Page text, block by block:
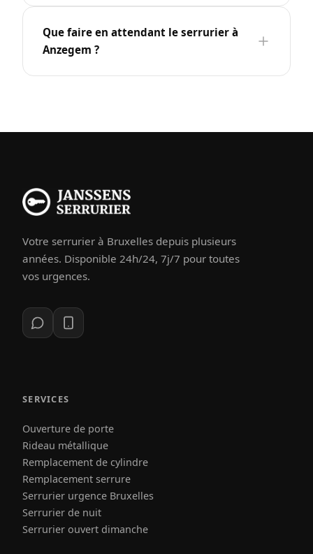
Que faire en attendant le serrurier à
Anzegem ?
Votre serrurier à Bruxelles depuis plusieurs
années. Disponible 24h/24, 7j/7 pour toutes
vos urgences.
SERVICES
Ouverture de porte
Rideau métallique
Remplacement de cylindre
Remplacement serrure
Serrurier urgence Bruxelles
Serrurier de nuit
Serrurier ouvert dimanche